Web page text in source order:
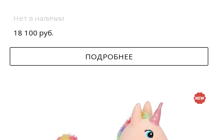
Нет в наличии
18 100 руб.
ПОДРОБНЕЕ